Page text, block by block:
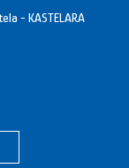
- KASTELARA